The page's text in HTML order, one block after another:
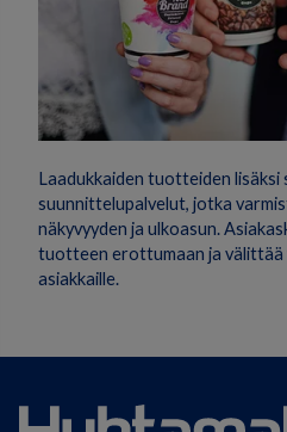
Laadukkaiden tuotteiden lisäksi
suunnittelupalvelut, jotka
näkyvyyden ja ulkoasun.
tuotteen erottumaan ja välittää
asiakkaille.